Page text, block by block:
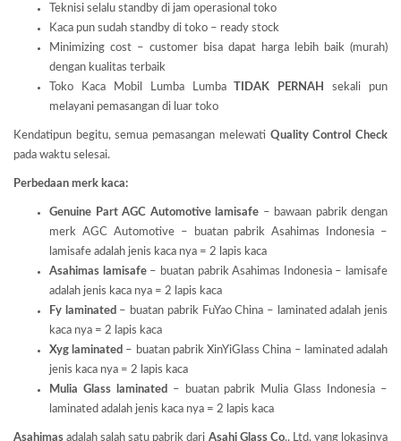
Teknisi selalu standby di jam operasional toko
Kaca pun sudah standby di toko – ready stock
Minimizing cost – customer bisa dapat harga lebih baik (murah)
dengan kualitas terbaik
Toko Kaca Mobil Lumba Lumba
TIDAK PERNAH
sekali pun
melayani pemasangan di luar toko
Kendatipun begitu, semua pemasangan melewati Quality Control Check
pada waktu selesai.
Perbedaan merk kaca:
Genuine Part AGC Automotive lamisafe – bawaan pabrik dengan
merk AGC Automotive – buatan pabrik Asahimas Indonesia –
lamisafe adalah jenis kaca nya = 2 lapis kaca
Asahimas lamisafe– buatan pabrik Asahimas Indonesia – lamisafe
adalah jenis kaca nya = 2 lapis kaca
Fy laminated – buatan pabrik FuYao China – laminated adalah jenis
kaca nya = 2 lapis kaca
Xyg laminated – buatan pabrik XinYiGlass China – laminated adalah
jenis kaca nya = 2 lapis kaca
Mulia Glass laminated – buatan pabrik Mulia Glass Indonesia –
laminated adalah jenis kaca nya = 2 lapis kaca
Asahimasadalah salah satu pabrik dari Asahi Glass Co., Ltd. yang lokasinya